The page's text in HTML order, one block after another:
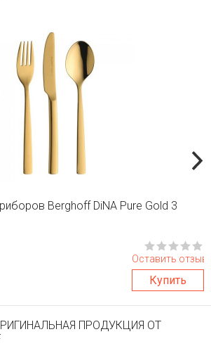
Berghoff DiNA Pure Gold 3
Оставить отзыв
Купить
ПРОДУКЦИЯ ОТ